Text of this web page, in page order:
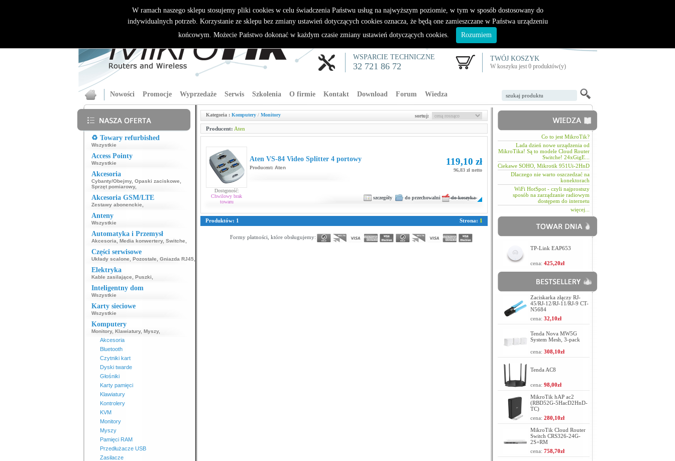
WSPARCIE TECHNICZNE
32 721 86 72
TWÓJ KOSZYK
W koszyku jest 0 produktów(y)
Nowości Promocje Wyprzedaże Serwis Szkolenia O firmie Kontakt Download Forum Wiedza
♻️ Towary refurbished
Wszystkie
Access Pointy
Wszystkie
Akcesoria
Cybanty/Obejmy, Opaski zaciskowe
Sprzęt pomiarowy,
Akcesoria GSM/LTE
Zestawy abonenckie
Anteny
Wszystkie
Automatyka i Przemysł
Akcesoria Media konwertery, Switche
Części serwisowe
Układy scalone Pozostałe Gniazda RJ45,
Elektryka
Kable zasilające Puszki
Inteligentny dom
Wszystkie
Karty sieciowe
Wszystkie
Komputery
Monitory, Klawiatury, Myszy,
Akcesoria
Bluetooth
Czytniki kart
Dyski twarde
Głośniki
Karty pamięci
Klawiatury
Kontrolery
KVM
Monitory
Myszy
Pamięci RAM
Przedłużacze USB
Zasilacze
Kategoria : Komputery / Monitory sortuj:
Producent: Aten
Dostępność:
Chwilowy brak
towaru
Aten VS-84 Video Splitter 4 portowy
Producent: Aten
119,10 zł
96,83 zł netto
szczegóły do przechowalni do koszyka
Produktów: 1 Strona: 1
Formy płatności, które obsługujemy:
Co to jest MikroTik?
Lada dzień nowe urządzenia od
MikroTika! Są to modele Cloud Router
Switche! 24xGigE...
Ciekawe SOHO, Mikrotik 951Ui-2HnD
Dlaczego nie warto oszczedzać na
konektorach
WiFi HotSpot - czyli najprostszy
sposób na zarządzanie radiowym
dostępem do internetu
więcej...
TP-Link EAP653
cena: 425,20zł
Zaciskarka złączy RJ-
45/RJ-12/RJ-11/RJ-9 CT-
N5684
cena: 32,10zł
Tenda Nova MW5G
System Mesh, 3-pack
cena: 308,10zł
Tenda AC8
cena: 98,00zł
MikroTik hAP ac2
(RBD52G-5HacD2HnD-
TC)
cena: 280,10zł
MikroTik Cloud Router
Switch CRS326-24G-
2S+RM
cena: 758,70zł
W ramach naszego sklepu stosujemy pliki cookies w celu świadczenia Państwu usług na najwyższym poziomie, w tym w sposób dostosowany do
indywidualnych potrzeb. Korzystanie ze sklepu bez zmiany ustawień dotyczących cookies oznacza, że będą one zamieszczane w Państwa urządzeniu
końcowym. Możecie Państwo dokonać w każdym czasie zmiany ustawień dotyczących cookies.
Rozumiem